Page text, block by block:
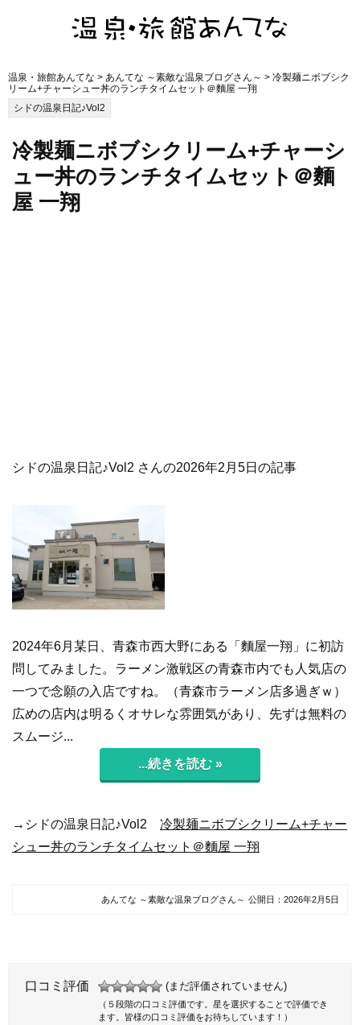
温泉・旅館あんてな > あんてな ～素敵な温泉ブログさん～ > 冷製麺ニボブシク
リーム+チャーシュー丼のランチタイムセット＠麵屋 一翔
シドの温泉日記♪Vol2
冷製麺ニボブシクリーム+チャーシ
ュー丼のランチタイムセット＠麵
屋 一翔
シドの温泉日記♪Vol2 さんの2026年2月5日の記事
2024年6月某日、青森市西大野にある「麵屋一翔」に初訪
問してみました。ラーメン激戦区の青森市内でも人気店の
一つで念願の入店ですね。（青森市ラーメン店多過ぎｗ）
広めの店内は明るくオサレな雰囲気があり、先ずは無料の
スムージ...
...続きを読む »
→シドの温泉日記♪Vol2 冷製麺ニボブシクリーム+チャー
シュー丼のランチタイムセット＠麵屋 一翔
あんてな ～素敵な温泉ブログさん～ 公開日： 2026年2月5日
口コミ評価 (まだ評価されていません)
（５段階の口コミ評価です。星を選択することで評価でき
ます。皆様の口コミ評価をお待ちしています！）